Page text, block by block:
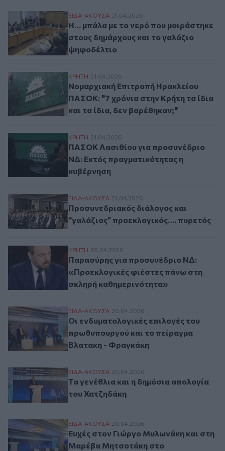
Η… μπάλα με το νερό που μοιράστηκε
ΕΙΔΑ-ΑΚΟΥΣΑ 21.04.2026
Η… μπάλα με το νερό που μοιράστηκε
στους δημάρχους και το γαλάζιο
ψηφοδέλτιο
Νομαρχιακή Επιτροπή Ηρακλείου ΠΑΣΟΚ:
ΚΡΗΤΗ 21.04.2026
Νομαρχιακή Επιτροπή Ηρακλείου
ΠΑΣΟΚ: "7 χρόνια στην Κρήτη τα ίδια
και τα ίδια, δεν βαρέθηκαν;"
ΠΑΣΟΚ Λασιθίου για προσυνέδριο ΝΔ:
ΚΡΗΤΗ 21.04.2026
ΠΑΣΟΚ Λασιθίου για προσυνέδριο
ΝΔ: Εκτός πραγματικότητας η
κυβέρνηση
Προσυνεδριακός διάλογος και
ΕΙΔΑ-ΑΚΟΥΣΑ 21.04.2026
Προσυνεδριακός διάλογος και
“γαλάζιος” προεκλογικός…. πυρετός
Παρασύρης για προσυνέδριο ΝΔ:
ΚΡΗΤΗ 20.04.2026
Παρασύρης για προσυνέδριο ΝΔ:
«Προεκλογικές φιέστες πάνω στη
σκληρή καθημερινότητα»
Οι ενδυματολογικές επιλογές του
ΕΙΔΑ-ΑΚΟΥΣΑ 20.04.2026
Οι ενδυματολογικές επιλογές του
πρωθυπουργού και το πείραγμα
Βλατακη - Φραγκάκη
Τα γενέθλια και η δημόσια απολογία του
ΕΙΔΑ-ΑΚΟΥΣΑ 20.04.2026
Τα γενέθλια και η δημόσια απολογία
του Χατζηδάκη
Ευχές στον Γιώργο Μυλωνάκη και στη
ΕΙΔΑ-ΑΚΟΥΣΑ 20.04.2026
Ευχές στον Γιώργο Μυλωνάκη και στη
Μαρέβα Μητσοτάκη στο